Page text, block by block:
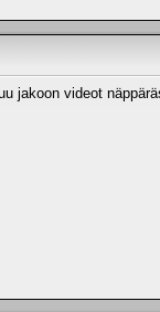
jakoon videot